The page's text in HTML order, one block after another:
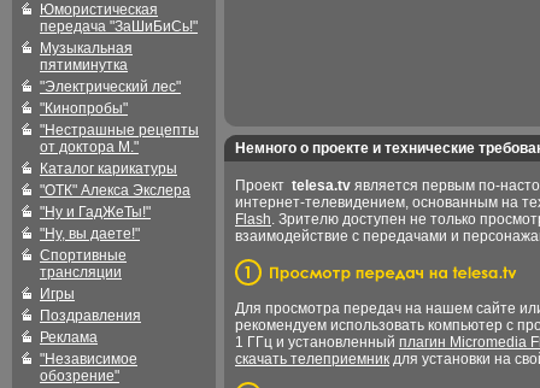
Юмористическая
передача "ЗаШиБиСь!"
Музыкальная
пятиминутка
"Электрический лес"
"Кинопробы"
"Нестрашные рецепты
от доктора М."
Каталог карикатуры
"ОТК" Алекса Экслера
"Ну и ГадЖеТы!"
"Ну, вы даете!"
Спортивные
трансляции
Игры
Поздравления
Реклама
"Независимое
обозрение"
Немного о проекте и технические
Проект telesa.tv является первым по-
интернет-телевидением, основанным на
Flash. Зрителю доступен не только
взаимодействие с передачами и
Для просмотра передач на нашем сайте
рекомендуем использовать компьютер с
1 ГГц и установленный плагин Micromedia
скачать телеприемник для установки на